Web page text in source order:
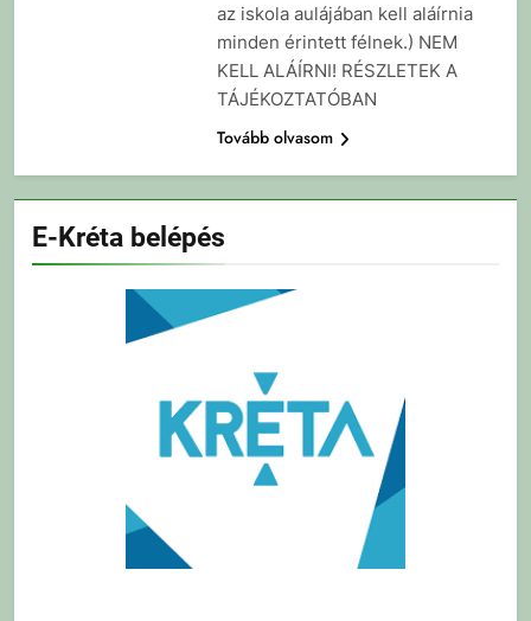
az iskola aulájában kell aláírnia
minden érintett félnek.) NEM
KELL ALÁÍRNI! RÉSZLETEK A
TÁJÉKOZTATÓBAN
Tovább olvasom
E-Kréta belépés